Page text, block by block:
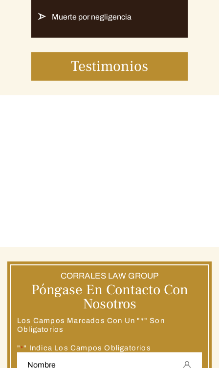
Muerte por negligencia
Testimonios
CORRALES LAW GROUP
Póngase En Contacto Con
Nosotros
Los Campos Marcados Con Un "*" Son
Obligatorios
" *" Indica Los Campos Obligatorios